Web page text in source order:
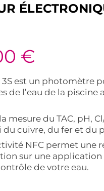
€
3S est un photomètre
de l’eau de la piscine
mesure du TAC, pH,
du cuivre, du fer et du
NFC permet une
sur une
de votre eau.